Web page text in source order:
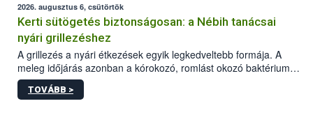
érésű szőlőkben is legyen lehetőség a károsító elleni további
védekezésre. Az Oroganic készítmény kis kiszerelésben kiskerti
felhasználók számára is elérhető és ökológiai termesztésben is
engedélyezett.
2026. augusztus 6, csütörtök
Kerti sütögetés biztonságosan: a Nébih tanácsai
nyári grillezéshez
A grillezés a nyári étkezések egyik legkedveltebb formája. A
meleg időjárás azonban a kórokozó, romlást okozó baktériumok
gyorsabb szaporodásának is kedvez. A szabadtéri sütögetés
ezért nem csupán a megfelelő sütési technikáról szól: legalább
TOVÁBB >